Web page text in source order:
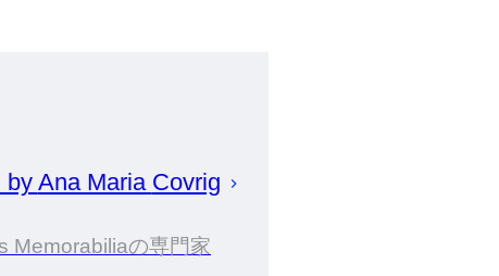
byAna Maria Covrig
Memorabiliaの専門家